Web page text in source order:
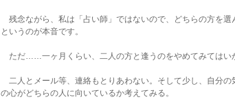
残念ながら、私は「占い師」ではないので、どちらの方を
というのが本音です。
ただ……一ヶ月くらい、二人の方と逢うのをやめてみてはい
二人とメール等、連絡もとりあわない。そして少し、自分
の心がどちらの人に向いているか考えてみる。